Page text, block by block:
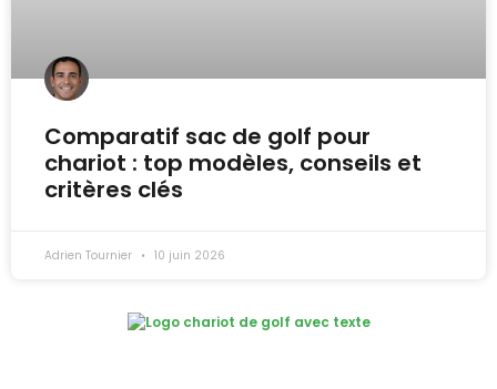
Comparatif sac de golf pour
chariot : top modèles, conseils et
critères clés
Adrien Tournier 10 juin 2026